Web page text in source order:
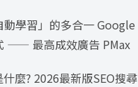
動學習」的多合一 Google
—— 最高成效廣告 PMax
什麼? 2026最新版SEO搜尋